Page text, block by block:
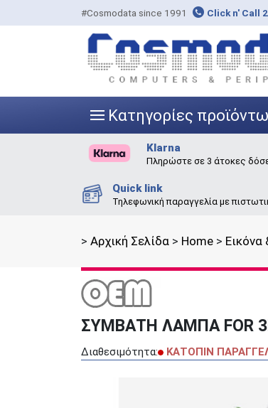
#Cosmodata since 1991 Click n' Call
||| Κατηγορίες
Klarna
Πληρώστε σε 3 άτοκες
Quick link
Τηλεφωνική παραγγελία με
> Αρχική Σελίδα > Home > Εικόνα
ΣΥΜΒΑΤΗ ΛΑΜΠΑ FOR
Διαθεσιμότητα: ΚΑΤΟΠΙΝ